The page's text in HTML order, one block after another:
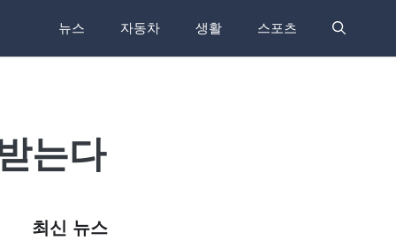
뉴스 자동차 생활 스포츠
는다
최신 뉴스